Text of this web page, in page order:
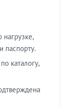
паспорту.
каталогу,